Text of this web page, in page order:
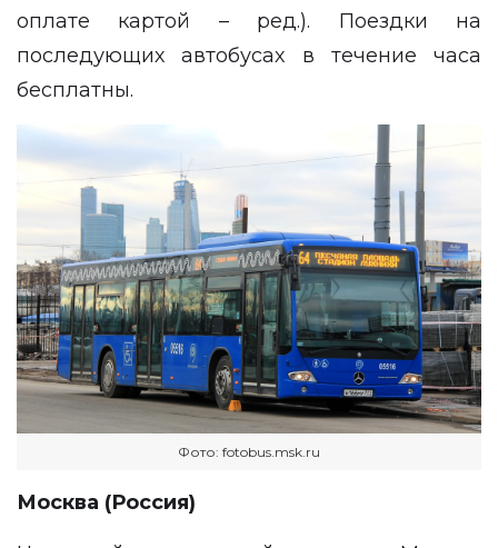
оплате картой – ред.). Поездки на
последующих автобусах в течение часа
бесплатны.
Фото: fotobus.msk.ru
Москва (Россия)